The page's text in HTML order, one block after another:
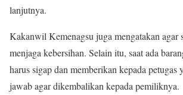
lanjutnya.
Kakanwil Kemenagsu juga mengatakan agar
menjaga kebersihan. Selain itu, saat ada
harus sigap dan memberikan kepada petugas
jawab agar dikembalikan kepada pemiliknya.